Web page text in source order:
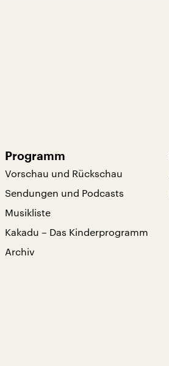
Programm
Vorschau und Rückschau
Sendungen und Podcasts
Musikliste
Kakadu – Das Kinderprogramm
Archiv